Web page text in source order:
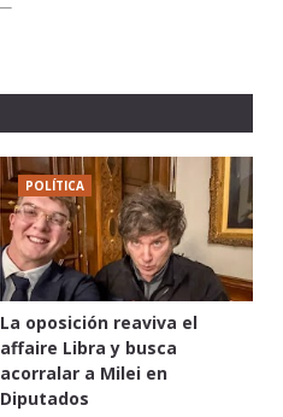
POLÍTICA
La oposición reaviva el
affaire Libra y busca
acorralar a Milei en
Diputados